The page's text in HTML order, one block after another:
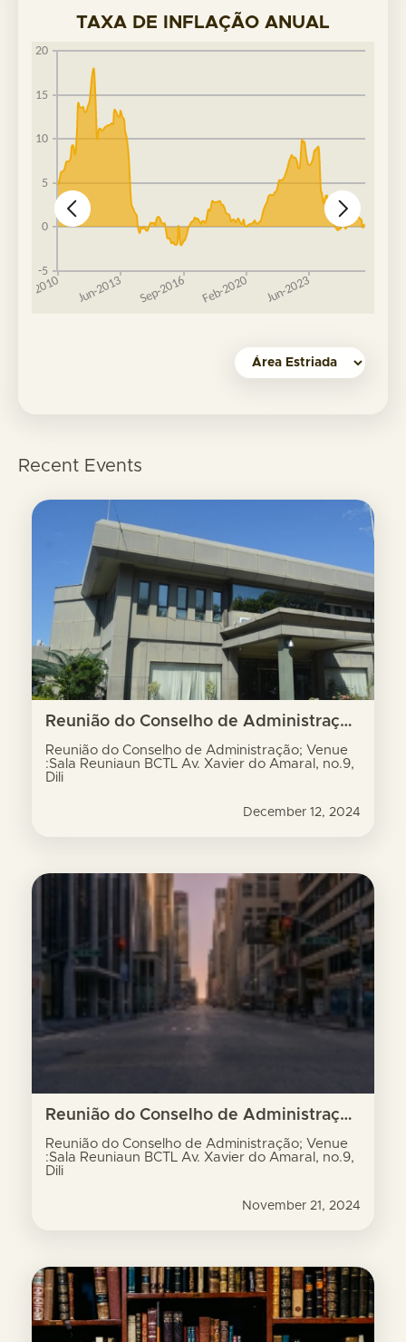
TAXA DE INFLAÇÃO ANUAL
Recent Events
Reunião do Conselho de Administração; Venue :Sala Reuniaun BCTL Av. Xavier do Amaral, no.9, Dili
Reunião do Conselho de Administração; Venue
:Sala Reuniaun BCTL Av. Xavier do Amaral, no.9,
Dili
December 12, 2024
Reunião do Conselho de Administração; Venue :Sala Reuniaun BCTL Av. Xavier do Amaral, no.9, Dili
Reunião do Conselho de Administração; Venue
:Sala Reuniaun BCTL Av. Xavier do Amaral, no.9,
Dili
November 21, 2024